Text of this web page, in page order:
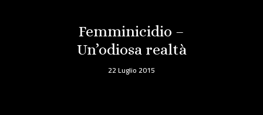
Femminicidio –
Un’odiosa realtà
22 Luglio 2015